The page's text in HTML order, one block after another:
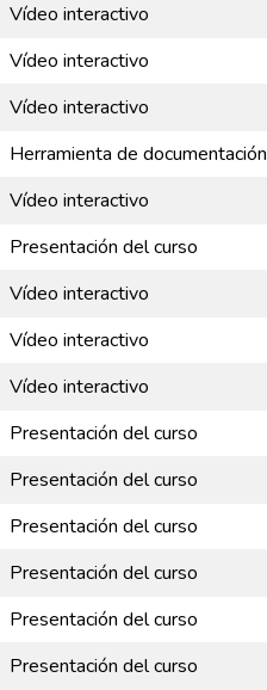
Vídeo interactivo
Vídeo interactivo
Vídeo interactivo
Herramienta de documentación
Vídeo interactivo
Presentación del curso
Vídeo interactivo
Vídeo interactivo
Vídeo interactivo
Presentación del curso
Presentación del curso
Presentación del curso
Presentación del curso
Presentación del curso
Presentación del curso